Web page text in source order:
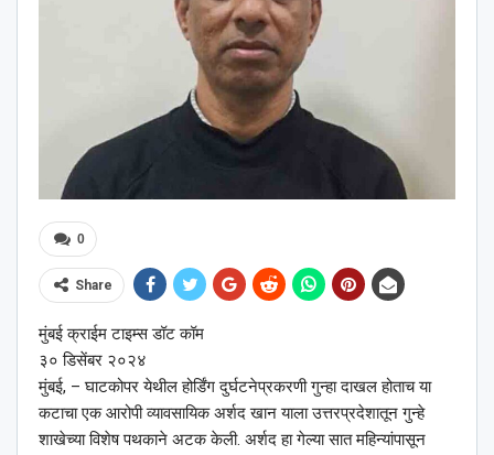
0
Share
मुंबई क्राईम टाइम्स डॉट कॉम
३० डिसेंबर २०२४
मुंबई, – घाटकोपर येथील होर्डिंग दुर्घटनेप्रकरणी गुन्हा दाखल होताच या
कटाचा एक आरोपी व्यावसायिक अर्शद खान याला उत्तरप्रदेशातून गुन्हे
शाखेच्या विशेष पथकाने अटक केली. अर्शद हा गेल्या सात महिन्यांपासून